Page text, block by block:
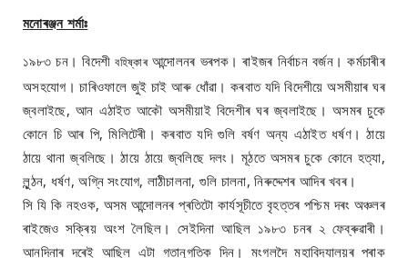
মনোৰঞ্জন শৰ্মাঃ
১৯৮৩ চন। বিদেশীবহিষ্কাৰআন্দোলনৰ ভৰপক। ৰাইজৰ নিৰ্বাচন বৰ্জন। কৰ্মচাৰীৰ
অসহযোগ। চাৰিওফালে জুই চাই আৰু ধোঁৱা। কৰবাত যদি বিদেশীয়ে অসমীয়াৰ ঘৰ
জ্বলাইছে, আন এঠাইত আকৌ অসমীয়াই বিদেশীৰ ঘৰ জ্বলাইছে। অসমৰ চুকে
কোনে চি আৰ পি, মিলিটেৰী। কৰবাত যদি গুলি বৰ্ষণ অন্য এঠাইত ধৰ্ষণ। ঠায়ে
ঠায়ে থানা জ্বলিছে। ঠায়ে ঠায়ে জ্বলিছে দলং। মূঠতে অসমৰ চুকে কোনে হত্যা,
লুন্ঠন, ধৰ্ষণ, অগ্নি সংযোগ, লাঠীচালনা, গুলি চালনা, নিৰুদ্দেশৰ আদিৰ খবৰ।
সি যি কি নহওক, অসম আন্দোলনৰ প্ৰতিটো কাৰ্যসূচীতে বৃহত্তৰ পশ্চিম দৰং অঞ্চলৰ
ৰাইজেও সক্ৰিয় অংশ লৈছিল। সেইদিনা আছিল ১৯৮৩ চনৰ ২ ফেব্ৰুৱাৰী।
আনদিনাৰ দৰেই আছিল এটা গতানুগতিক দিন। মংগলদৈ মহাবিদ্যালয়ৰ প্ৰাক